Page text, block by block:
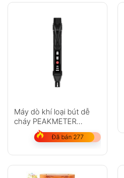
Máy dò khí loại bút dễ
cháy PEAKMETER
PM6308 (50PPM đến
1000PPM) Đã bán 277